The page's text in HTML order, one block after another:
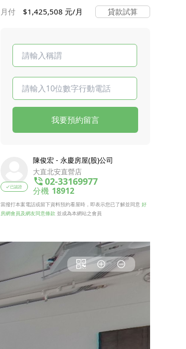
月付
$1,425,508 元/月 貸款試算
我要預約留言
已認證
陳俊宏 - 永慶房屋(股)公司
大直北安直營店
02-33169977
分機 18912
當撥打本案電話或留下資料預約看屋時，即表示您已了解並同意 好
房網會員及網友同意條款 並成為本網站之會員